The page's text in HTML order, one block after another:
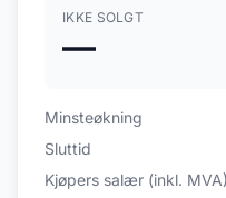
IKKE SOLGT
—
Minsteøkning
Sluttid
Kjøpers salær (inkl. MVA)